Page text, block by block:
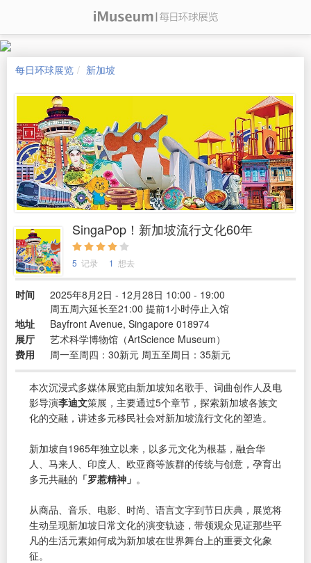
每日环球展览 新加坡
SingaPop！新加坡流行文化60年
5 记录 1 想去
时间
2025年8月2日 - 12月28日 10:00 - 19:00
周五周六延长至21:00 提前1小时停止入馆
地址
Bayfront Avenue, Singapore 018974
展厅
艺术科学博物馆（ArtScience Museum）
费用
周一至周四：30新元 周五至周日：35新元
本次沉浸式多媒体展览由新加坡知名歌手、词曲创作人及电
影导演李迪文策展，主要通过5个章节，探索新加坡各族文
化的交融，讲述多元移民社会对新加坡流行文化的塑造。
新加坡自1965年独立以来，以多元文化为根基，融合华
人、马来人、印度人、欧亚裔等族群的传统与创意，孕育出
多元共融的 「罗惹精神」 。
从商品、音乐、电影、时尚、语言文字到节日庆典，展览将
生动呈现新加坡日常文化的演变轨迹，带领观众见证那些平
凡的生活元素如何成为新加坡在世界舞台上的重要文化象
征。